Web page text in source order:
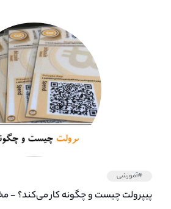
#آموزشی
پیپر‌ولت چیست و چگونه کار می‌کند؟ -